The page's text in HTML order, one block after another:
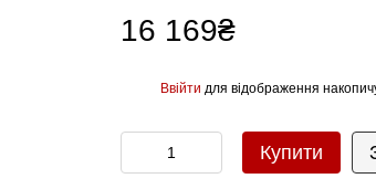
16 169₴
Ввійти для відображення
Купити